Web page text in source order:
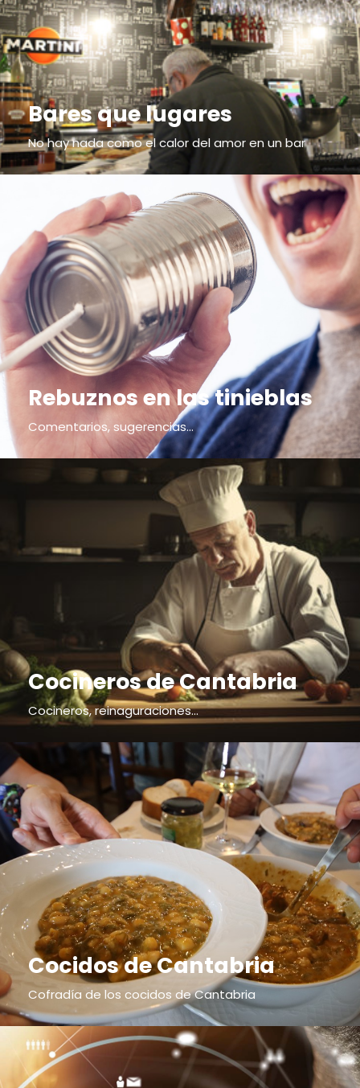
Bares que lugares
No hay nada como el calor del amor en un bar
Rebuznos en las tinieblas
Comentarios, sugerencias...
Cocineros de Cantabria
Cocineros, reinaguraciones...
Cocidos de Cantabria
Cofradía de los cocidos de Cantabria